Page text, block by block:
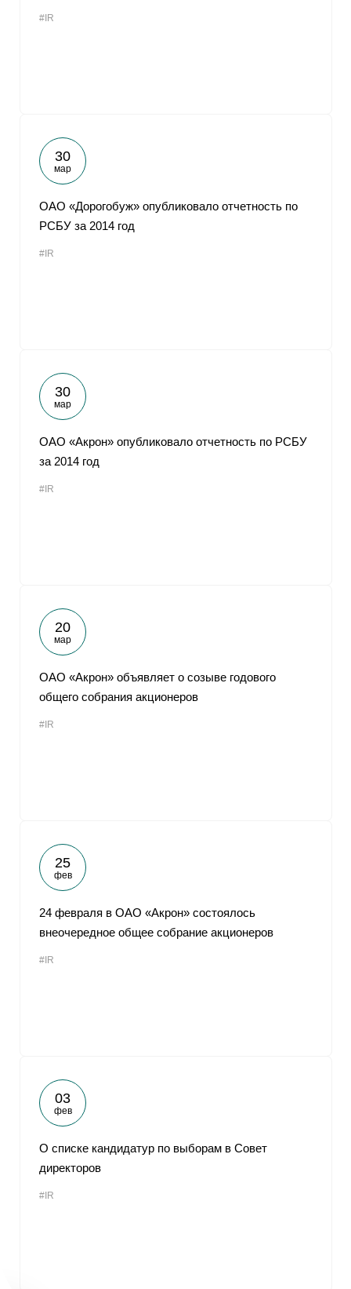
#IR
30
мар
ОАО «Дорогобуж» опубликовало отчетность по
РСБУ за 2014 год
#IR
30
мар
ОАО «Акрон» опубликовало отчетность по РСБУ
за 2014 год
#IR
20
мар
ОАО «Акрон» объявляет о созыве годового
общего собрания акционеров
#IR
25
фев
24 февраля в ОАО «Акрон» состоялось
внеочередное общее собрание акционеров
#IR
03
фев
О списке кандидатур по выборам в Совет
директоров
#IR